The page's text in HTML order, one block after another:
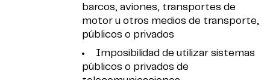
barcos, aviones, transportes de
motor u otros medios de transporte,
públicos o privados
Imposibilidad de utilizar sistemas
públicos o privados de